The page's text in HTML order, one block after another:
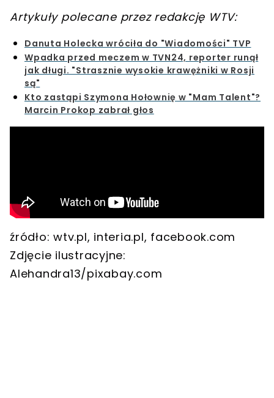
Artykuły polecane przez redakcję WTV:
Danuta Holecka wróciła do "Wiadomości" TVP
Wpadka przed meczem w TVN24, reporter runął
jak długi. "Strasznie wysokie krawężniki w Rosji
są"
Kto zastąpi Szymona Hołownię w "Mam Talent"?
Marcin Prokop zabrał głos
źródło: wtv.pl, interia.pl, facebook.com
Zdjęcie ilustracyjne:
Alehandra13/pixabay.com